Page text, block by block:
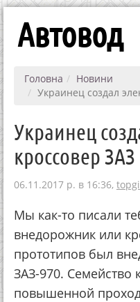
Автовод
Головна
Новини
Украинец создал
Украинец
кроссовер ЗАЗ
06.11.2017 р. в 16:36,
Мы как-то писали
внедорожник или
прототипов был
ЗАЗ-970. Семейство
повышенной